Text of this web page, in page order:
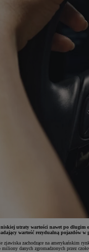
utraty wartości nawet po
wartość rezydualną pojazdów
zachodzące na amerykańskim
danych zgromadzonych przez